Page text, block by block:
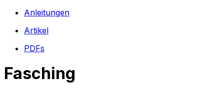
Anleitungen
Artikel
PDFs
Fasching